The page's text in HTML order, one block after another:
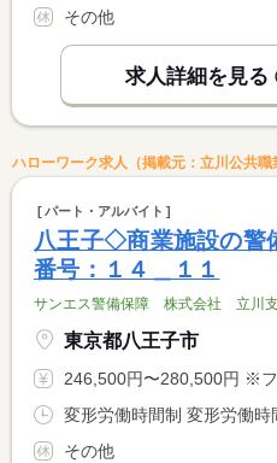
その他
求人詳細を見る
ハローワーク求人（掲載元：立川公共職
パート・アルバイト
八王子◇商業施設の警
番号：１４＿１１
サンエス警備保障 株式会社 立川
東京都八王子市
246,500円〜280,500円 ※フルタイム求人の場合は月額（換
その他